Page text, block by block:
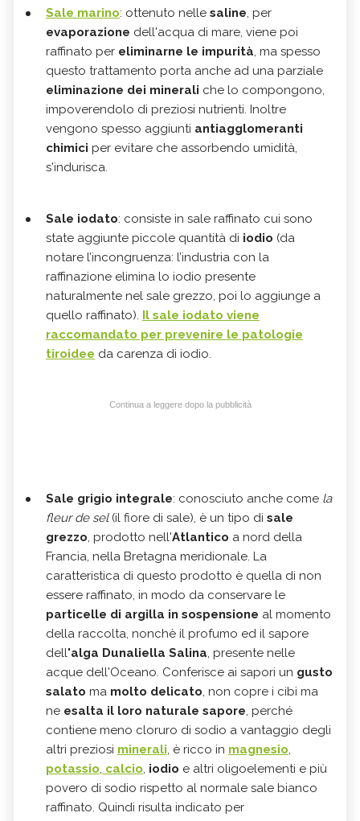
Sale marino: ottenuto nelle saline, per
evaporazione dell'acqua di mare, viene poi
raffinato per eliminarne le impurità, ma spesso
questo trattamento porta anche ad una parziale
eliminazione dei minerali che lo compongono,
impoverendolo di preziosi nutrienti. Inoltre
vengono spesso aggiunti antiagglomeranti
chimici per evitare che assorbendo umidità,
s'indurisca.
Sale iodato: consiste in sale raffinato cui sono
state aggiunte piccole quantità di iodio (da
notare l’incongruenza: l’industria con la
raffinazione elimina lo iodio presente
naturalmente nel sale grezzo, poi lo aggiunge a
quello raffinato). Il sale iodato viene
raccomandato per prevenire le patologie
tiroidee da carenza di iodio.
Continua a leggere dopo la pubblicità
Sale grigio integrale: conosciuto anche come la
fleur de sel(il fiore di sale), è un tipo di sale
grezzo, prodotto nell'Atlantico a nord della
Francia, nella Bretagna meridionale. La
caratteristica di questo prodotto è quella di non
essere raffinato, in modo da conservare le
particelle di argilla in sospensione al momento
della raccolta, nonchè il profumo ed il sapore
dell'alga Dunaliella Salina, presente nelle
acque dell'Oceano. Conferisce ai sapori un gusto
salato ma molto delicato, non copre i cibi ma
ne esalta il loro naturale sapore, perché
contiene meno cloruro di sodio a vantaggio degli
altri preziosi minerali, è ricco in magnesio,
potassio, calcio, iodio e altri oligoelementi e più
povero di sodio rispetto al normale sale bianco
raffinato. Quindi risulta indicato per